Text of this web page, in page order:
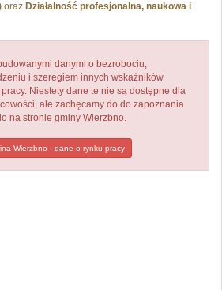
oraz Działalność profesjonalna, naukowa i
danymi o bezrobociu,
i szeregiem innych wskaźników
Niestety dane te nie są dostępne dla
ale zachęcamy do do zapoznania
na stronie gminy Wierzbno.
Wierzbno - dane o rynku pracy